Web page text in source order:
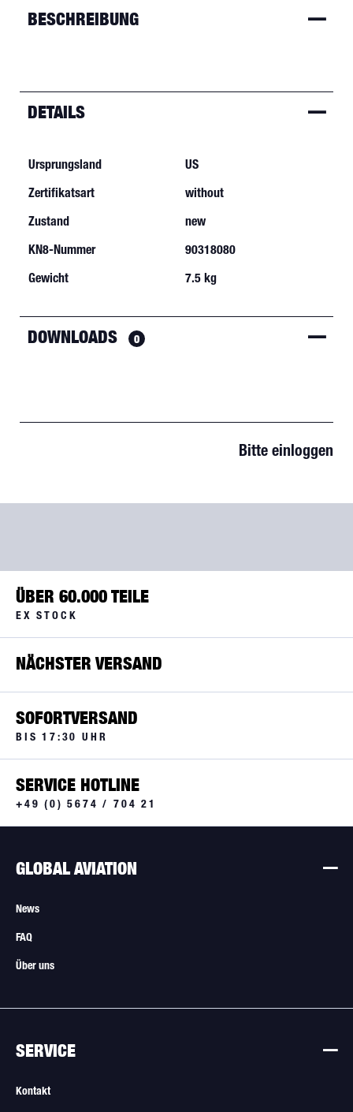
BESCHREIBUNG
DETAILS
Ursprungsland
US
Zertifikatsart
without
Zustand
new
KN8-Nummer
90318080
Gewicht
7.5 kg
DOWNLOADS 0
Bitte einloggen
ÜBER 60.000 TEILE
EX STOCK
NÄCHSTER VERSAND
SOFORTVERSAND
BIS 17:30 UHR
SERVICE HOTLINE
+49 (0) 5674 / 704 21
GLOBAL AVIATION
News
FAQ
Über uns
SERVICE
Kontakt